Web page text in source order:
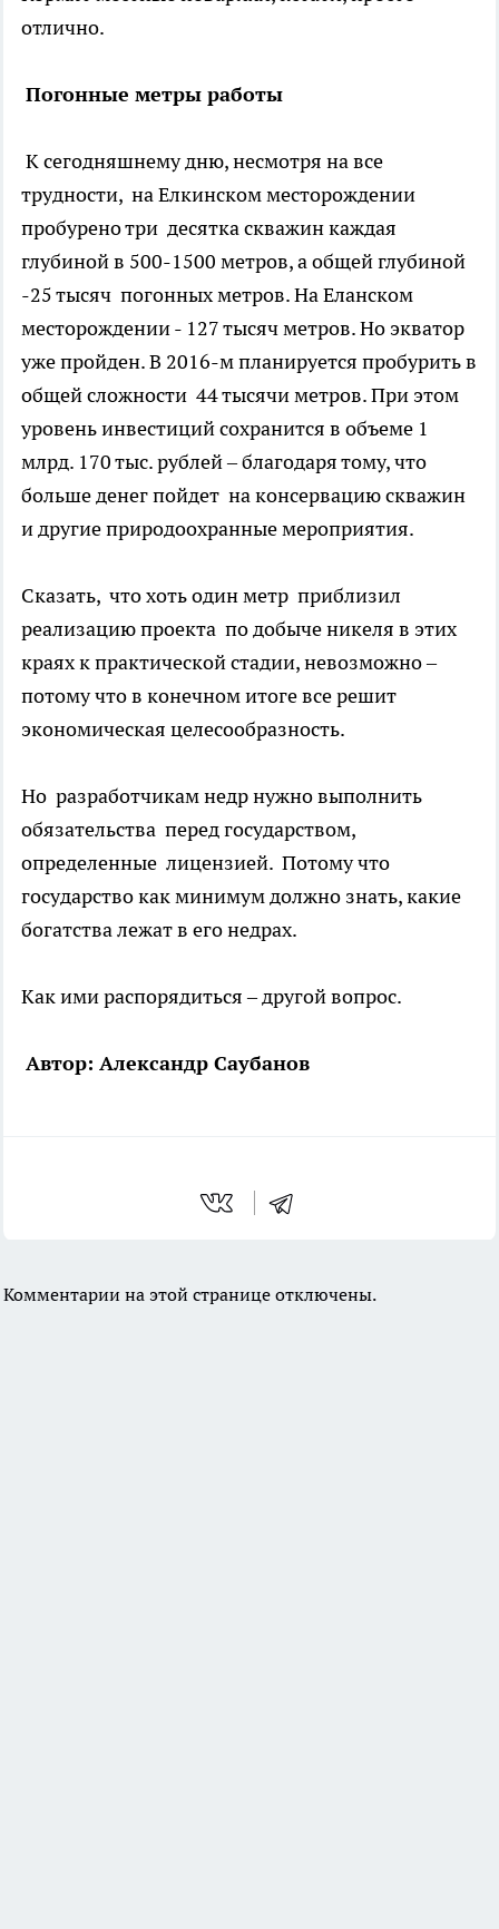
отлично.
Погонные метры работы
К сегодняшнему дню, несмотря на все
трудности, на Елкинском месторождении
пробурено три десятка скважин каждая
глубиной в 500-1500 метров, а общей глубиной
-25 тысяч погонных метров. На Еланском
месторождении - 127 тысяч метров. Но экватор
уже пройден. В 2016-м планируется пробурить в
общей сложности 44 тысячи метров. При этом
уровень инвестиций сохранится в объеме 1
млрд. 170 тыс. рублей – благодаря тому, что
больше денег пойдет на консервацию скважин
и другие природоохранные мероприятия.
Сказать, что хоть один метр приблизил
реализацию проекта по добыче никеля в этих
краях к практической стадии, невозможно –
потому что в конечном итоге все решит
экономическая целесообразность.
Но разработчикам недр нужно выполнить
обязательства перед государством,
определенные лицензией. Потому что
государство как минимум должно знать, какие
богатства лежат в его недрах.
Как ими распорядиться – другой вопрос.
Автор: Александр Саубанов
Комментарии на этой странице отключены.